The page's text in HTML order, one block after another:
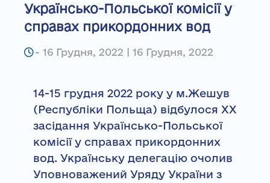
Українсько-Польської комісії у
справах прикордонних вод
- 16 Грудня, 2022 | 16 Грудня, 2022
14-15 грудня 2022 року у м.Жешув
(Республіки Польща) відбулося ХХ
засідання Українсько-Польської
комісії у справах прикордонних
вод. Українську делегацію очолив
Уповноважений Уряду України з